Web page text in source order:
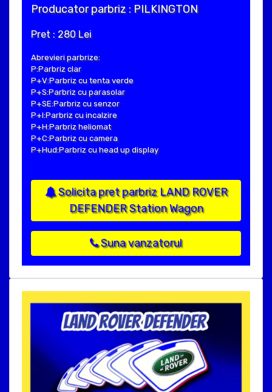
Producator parbriz : PILKINGTON
Pret : 280 Lei
Abrevieri parbrize:
P:Parbriz clar
P+V:Parbriz cu tenta verde
P+S:Parbriz cu parasolar
P+SE:Parbriz cu senzor
P+I:Parbriz cu incalzire
P+H:Parbriz heliomat
P+C:Parbriz cu camera
P+Hud:Parbriz cu head up display
Solicita pret parbriz LAND ROVER
DEFENDER Station Wagon
Suna vanzatorul